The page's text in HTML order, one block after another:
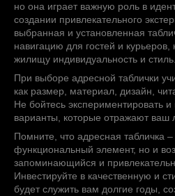
но она играет важную роль в
создании привлекательного
выбранная и установленная
навигацию для гостей и
жилищу индивидуальность и стиль.
При выборе адресной таблички
как размер, материал, дизайн,
Не бойтесь экспериментировать
варианты, которые отражают ваш
Помните, что адресная табличка –
функциональный элемент, но и
запоминающийся и
Инвестируйте в качественную и
будет служить вам долгие годы,